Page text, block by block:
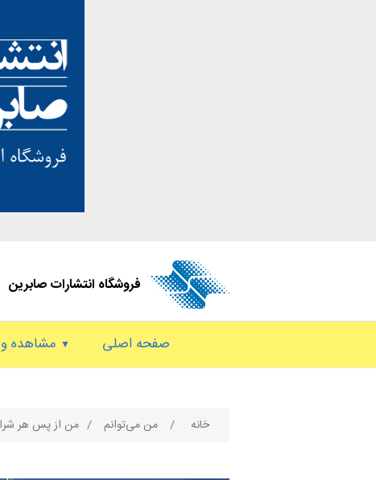
فروشگاه انتشارات صابرین
صفحه اصلی مشاهده
خانه / من می‌توانم / من از پس هر